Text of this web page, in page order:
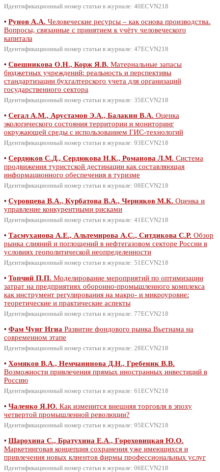
Идентификационный номер статьи в журнале: 40ECVN218
• Рунов А.А. Человеческие ресурсы – как основа производства.
Вопросы, связанные с принятием к учёту человеческого
капитала
Идентификационный номер статьи в журнале: 47ECVN218
• Свешникова О.Н., Корж Я.В. Материальные запасы
бюджетных учреждений: реальность и перспективы
стандартизации бухгалтерского учета для организаций
государственного сектора
Идентификационный номер статьи в журнале: 35ECVN218
• Сегал А.М., Арустамов Э.А., Балакин В.А. Оценка
экологического состояния территории и мониторинг
окружающей среды с использованием ГИС-технологий
Идентификационный номер статьи в журнале: 93ECVN218
• Сердюков С.Д., Сердюкова Н.К., Романова Л.М. Система
продвижения туристской дестинации как составляющая
информационного обеспечения в туризме
Идентификационный номер статьи в журнале: 08ECVN218
• Суровцева В.А., Курбатова В.А., Черняков М.К. Оценка и
управление конкурентными рисками
Идентификационный номер статьи в журнале: 41ECVN218
• Тасмуханова А.Е., Альтемирова А.С., Ситдикова С.Р. Обзор
рынка слияний и поглощений в нефтегазовом секторе России в
условиях геополитической неопределенности
Идентификационный номер статьи в журнале: 51ECVN218
• Топчий П.П. Моделирование мероприятий по оптимизации
затрат на предприятиях оборонно-промышленного комплекса
как инструмент регулирования на макро- и микроуровне:
теоретические и практические аспекты
Идентификационный номер статьи в журнале: 77ECVN218
• Фам Чунг Нгиа Развитие фондового рынка Вьетнама на
современном этапе
Идентификационный номер статьи в журнале: 28ECVN218
• Хомяков В.А., Немчанинова Д.Н., Гребеник В.В.
Возможности привлечения прямых иностранных инвестиций в
Россию
Идентификационный номер статьи в журнале: 61ECVN218
• Чаленко Я.Ю. Как изменится внешняя торговля в эпоху
четвертой промышленной революции?
Идентификационный номер статьи в журнале: 95ECVN218
• Шарохина С., Братухина Е.А., Гороховицкая Ю.О.
Маркетинговая концепция сохранения уже имеющихся и
привлечения новых клиентов фирмы профессиональных услуг
Идентификационный номер статьи в журнале: 06ECVN218